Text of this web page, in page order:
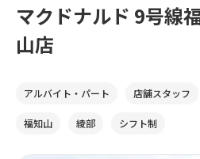
マクドナルド 9号線
山店
アルバイト・パート 店舗スタッフ
福知山 綾部 シフト制